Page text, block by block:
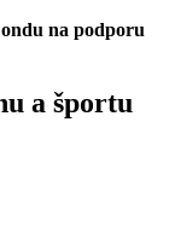
na podporu
a športu